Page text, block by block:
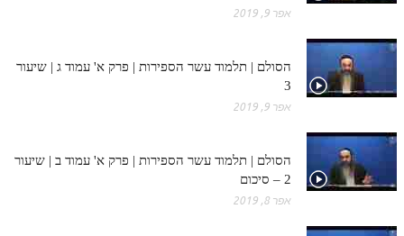
אפר 9, 2019
הסולם | תלמוד עשר הספירות | פרק א' עמוד ג | שיעור
3
אפר 9, 2019
הסולם | תלמוד עשר הספירות | פרק א' עמוד ב | שיעור
2 – סיכום
אפר 8, 2019